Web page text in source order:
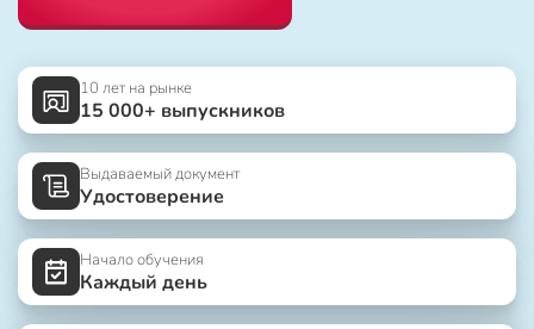
10 лет на рынке
15 000+ выпускников
Выдаваемый документ
Удостоверение
Начало обучения
Каждый день